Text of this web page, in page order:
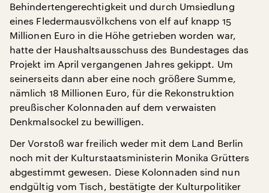
Behindertengerechtigkeit und durch Umsiedlung
eines Fledermausvölkchens von elf auf knapp 15
Millionen Euro in die Höhe getrieben worden war,
hatte der Haushaltsausschuss des Bundestages das
Projekt im April vergangenen Jahres gekippt. Um
seinerseits dann aber eine noch größere Summe,
nämlich 18 Millionen Euro, für die Rekonstruktion
preußischer Kolonnaden auf dem verwaisten
Denkmalsockel zu bewilligen.
Der Vorstoß war freilich weder mit dem Land Berlin
noch mit der Kulturstaatsministerin Monika Grütters
abgestimmt gewesen. Diese Kolonnaden sind nun
endgültig vom Tisch, bestätigte der Kulturpolitiker